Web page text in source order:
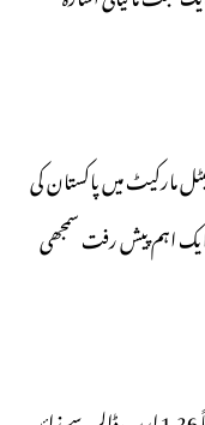
مارکیٹ میں پاکستان کی
اہم پیش رفت سمجھی